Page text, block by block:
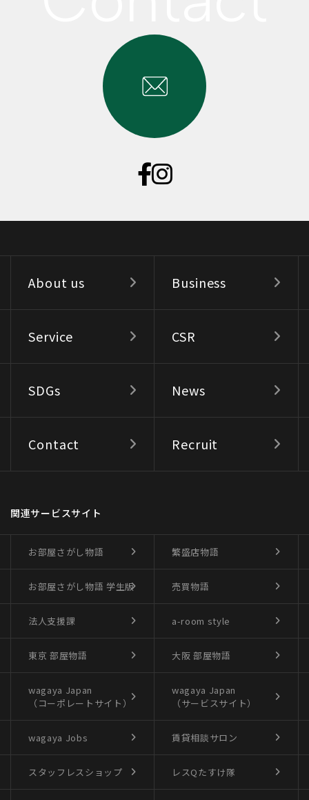
About us Business
Service CSR
SDGs News
Contact Recruit
関連サービスサイト
お部屋さがし物語 繁盛店物語
お部屋さがし物語 学生版 売買物語
法人支援課 a-room style
東京 部屋物語 大阪 部屋物語
wagaya Japan
（コーポレートサイト）
wagaya Japan
（サービスサイト）
wagaya Jobs 賃貸相談サロン
スタッフレスショップ レスQたすけ隊